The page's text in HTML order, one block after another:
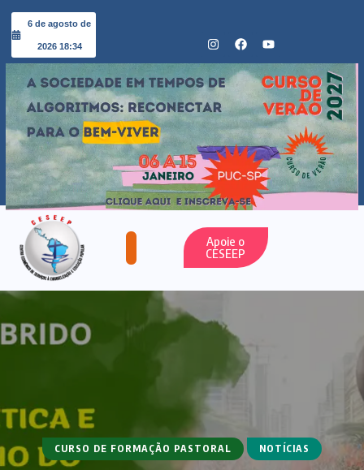
6 de agosto de
2026 18:34
Apoie o
CESEEP
CURSO DE FORMAÇÃO PASTORAL NOTÍCIAS